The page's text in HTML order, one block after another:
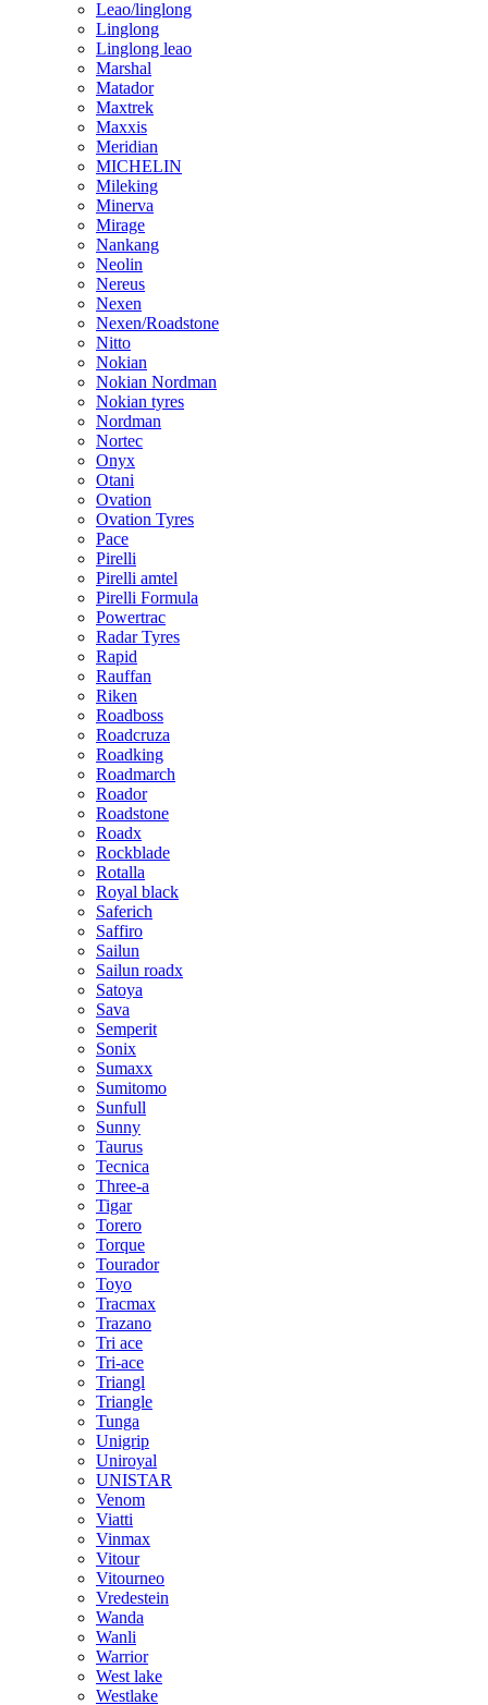
Leao/linglong
Linglong
Linglong leao
Marshal
Matador
Maxtrek
Maxxis
Meridian
MICHELIN
Mileking
Minerva
Mirage
Nankang
Neolin
Nereus
Nexen
Nexen/Roadstone
Nitto
Nokian
Nokian Nordman
Nokian tyres
Nordman
Nortec
Onyx
Otani
Ovation
Ovation Tyres
Pace
Pirelli
Pirelli amtel
Pirelli Formula
Powertrac
Radar Tyres
Rapid
Rauffan
Riken
Roadboss
Roadcruza
Roadking
Roadmarch
Roador
Roadstone
Roadx
Rockblade
Rotalla
Royal black
Saferich
Saffiro
Sailun
Sailun roadx
Satoya
Sava
Semperit
Sonix
Sumaxx
Sumitomo
Sunfull
Sunny
Taurus
Tecnica
Three-a
Tigar
Torero
Torque
Tourador
Toyo
Tracmax
Trazano
Tri ace
Tri-ace
Triangl
Triangle
Tunga
Unigrip
Uniroyal
UNISTAR
Venom
Viatti
Vinmax
Vitour
Vitourneo
Vredestein
Wanda
Wanli
Warrior
West lake
Westlake